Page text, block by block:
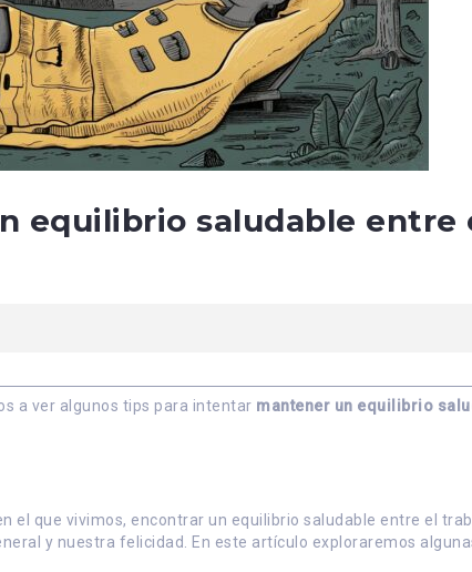
equilibrio saludable entre
a ver algunos tips para intentar mantener un equilibrio
el que vivimos, encontrar un equilibrio saludable entre el
y nuestra felicidad. En este artículo exploraremos